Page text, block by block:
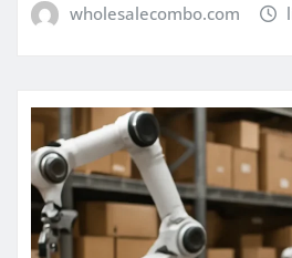
wholesalecombo.com